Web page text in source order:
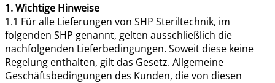
1. Wichtige Hinweise
1.1 Für alle Lieferungen von SHP Steriltechnik, im
folgenden SHP genannt, gelten ausschließlich die
nachfolgenden Lieferbedingungen. Soweit diese keine
Regelung enthalten, gilt das Gesetz. Allgemeine
Geschäftsbedingungen des Kunden, die von diesen